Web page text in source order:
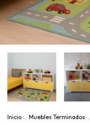
Inicio . Muebles Terminados .